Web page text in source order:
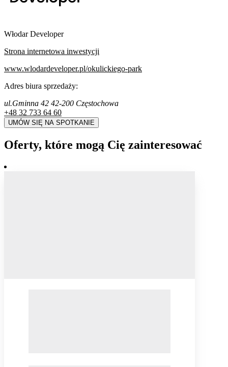
Włodar Developer
Strona internetowa inwestycji
www.wlodardeveloper.pl/okulickiego-park
Adres biura sprzedaży:
ul.Gminna 42 42-200 Częstochowa
+48 32 733 64 60
UMÓW SIĘ NA SPOTKANIE
Oferty, które mogą Cię zainteresować